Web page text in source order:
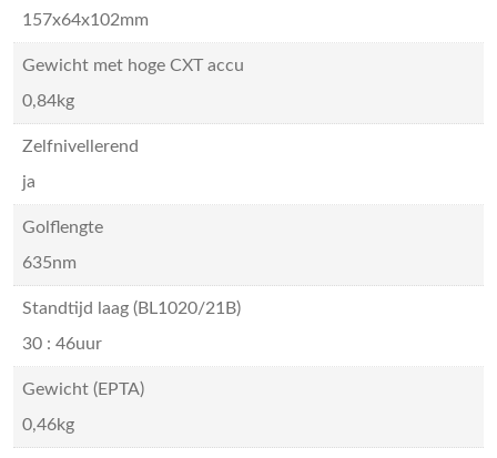
157x64x102mm
Gewicht met hoge CXT accu
0,84kg
Zelfnivellerend
ja
Golflengte
635nm
Standtijd laag (BL1020/21B)
30 : 46uur
Gewicht (EPTA)
0,46kg